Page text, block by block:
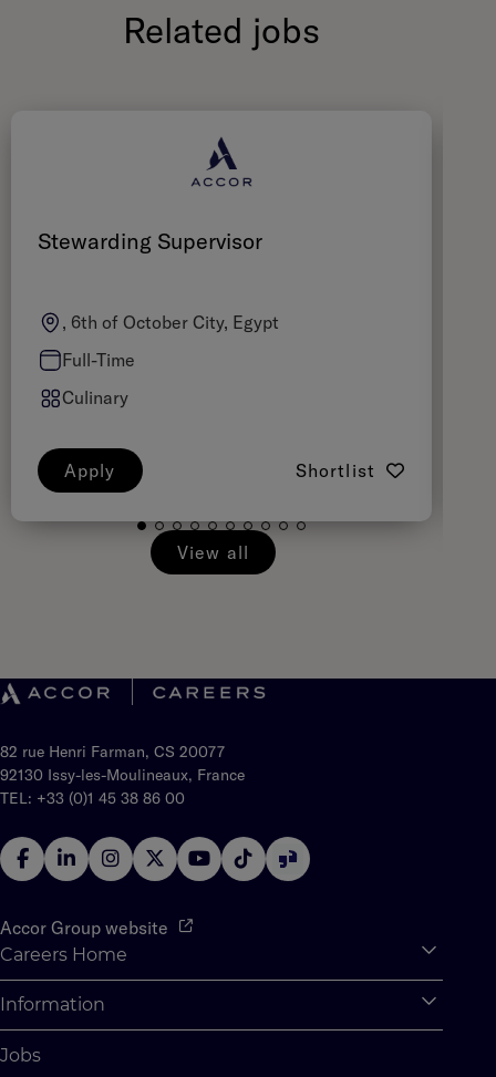
Related jobs
Stewarding Supervisor
, 6th of October City, Egypt
Full-Time
Culinary
Apply Shortlist
View all
82 rue Henri Farman, CS 20077
92130 Issy-les-Moulineaux, France
TEL: +33 (0)1 45 38 86 00
Accor Group website
Careers Home
Why Join Accor
Student Opportunities
Information
Jobs